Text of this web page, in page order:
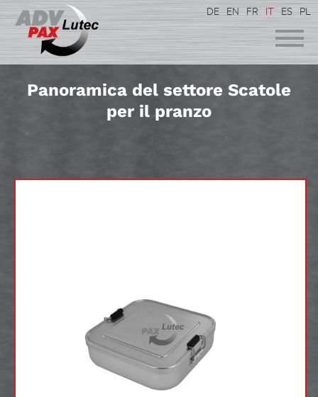
DE EN FR IT ES PL
Panoramica del settore Scatole
per il pranzo